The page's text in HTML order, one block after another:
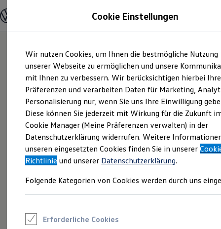
Hauptinhalt
springen
Footer
springen
Modelle und Konfigurator
Modelle vergleichen
Elektroautos
ENERGY Sondermodelle
Nutzfahrzeuge
SUV und CUV
Familienautos
Kombis
Kompaktwagen
Sportwagen
Schnell verfügbare Fahrzeuge
Angebote und Produkte
Aktuelle Angebote
E-Auto-Förderung
Volkswagen Marktplatz
Junge Gebrauchtwagen und Gebrauchtwagen
Saisonangebote
Cookie Einstellungen
Wir nutzen Cookies, um Ihnen die bestmögliche Nutzung
unserer Webseite zu ermöglichen und unsere
mit Ihnen zu verbessern. Wir berücksichtigen hierbei Ihre
Präferenzen und verarbeiten Daten für Marketing,
Personalisierung nur, wenn Sie uns Ihre Einwilligung
Diese können Sie jederzeit mit Wirkung für die Zukunft
Cookie Manager (Meine Präferenzen verwalten) in der
Datenschutzerklärung widerrufen. Weitere
unseren eingesetzten Cookies finden Sie in unserer
Richtlinie und unserer Datenschutzerklärung.
Folgende Kategorien von Cookies werden durch uns
Erforderliche Cookies